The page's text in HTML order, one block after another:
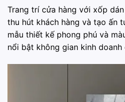
Trang trí cửa hàng với xốp
thu hút khách hàng và tạo ấn
mẫu thiết kế phong phú và
nổi bật không gian kinh doanh